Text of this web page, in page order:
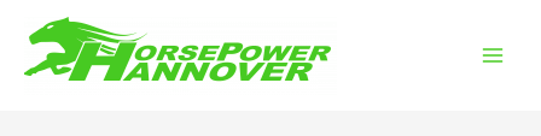
Inhalt
springen